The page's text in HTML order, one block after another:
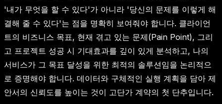
'내가 무엇을 할 수 있다'가 아니라 '당신의 문제를 이렇게 해
결해 줄 수 있다'는 점을 명확히 보여줘야 합니다. 클라이언
트의 비즈니스 목표, 현재 겪고 있는 문제(Pain Point), 그리
고 프로젝트 성공 시 기대효과를 깊이 있게 분석하고, 나의
서비스가 그 목표 달성을 위한 최적의 솔루션임을 논리적으
로 증명해야 합니다. 데이터와 구체적인 실행 계획을 담아 제
안서의 신뢰도를 높이는 것이 고단가 계약의 첫 단추입니다.